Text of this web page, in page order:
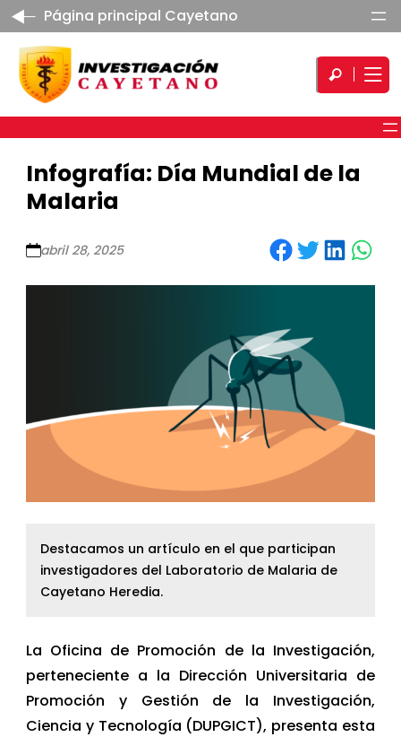
Página principal Cayetano
Infografía: Día Mundial de la
Malaria
abril 28, 2025 Share on Facebook Share on Twitter Share on LinkedIn Share on WhatsApp
Destacamos un artículo en el que participan
investigadores del Laboratorio de Malaria de
Cayetano Heredia.
La Oficina de Promoción de la Investigación,
perteneciente a la Dirección Universitaria de
Promoción y Gestión de la Investigación,
Ciencia y Tecnología (DUPGICT), presenta esta